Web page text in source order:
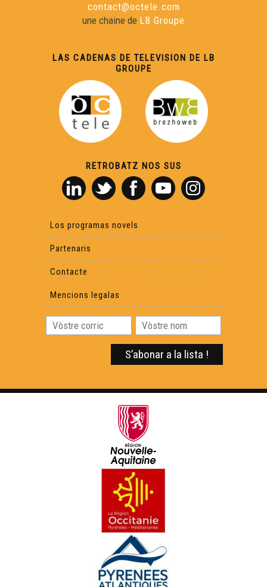
contact@octele.com
une chaine de LB Groupe
LAS CADENAS DE TELEVISION DE LB
GROUPE
RETROBATZ NOS SUS
Los programas novels
Partenaris
Contacte
Mencions legalas